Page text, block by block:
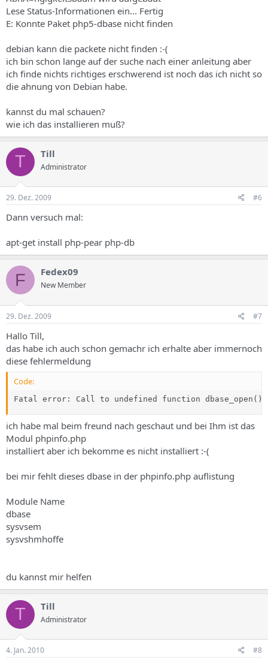
Lese Status-Informationen ein... Fertig
E: Konnte Paket php5-dbase nicht finden
debian kann die packete nicht finden :-(
ich bin schon lange auf der suche nach einer anleitung aber
ich finde nichts richtiges erschwerend ist noch das ich nicht so
die ahnung von Debian habe.
kannst du mal schauen?
wie ich das installieren muß?
T Till
Administrator
29. Dez. 2009 #6
Dann versuch mal:
apt-get install php-pear php-db
F Fedex09
New Member
29. Dez. 2009 #7
Hallo Till,
das habe ich auch schon gemachr ich erhalte aber immernoch
diese fehlermeldung
Code:
Fatal error: Call to undefined function dbase_open()
ich habe mal beim freund nach geschaut und bei Ihm ist das
Modul phpinfo.php
installiert aber ich bekomme es nicht installiert :-(
bei mir fehlt dieses dbase in der phpinfo.php auflistung
Module Name
dbase
sysvsem
sysvshmhoffe
du kannst mir helfen
T Till
Administrator
4. Jan. 2010 #8